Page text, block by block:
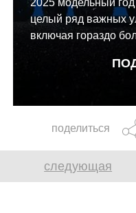
2025 модельный год
целый ряд важных
включая гораздо
модели X2 с
поделиться
следующая